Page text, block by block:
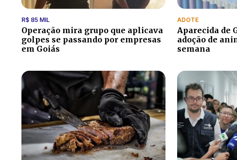
R$ 85 MIL
Operação mira grupo que aplicava
golpes se passando por empresas
em Goiás
ADOTE
Aparecida de
adoção de
semana